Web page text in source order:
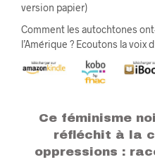
version papier)
Comment les autochtones
l’Amérique ? Ecoutons la voix
Ce féminisme
réfléchit à la
oppressions :